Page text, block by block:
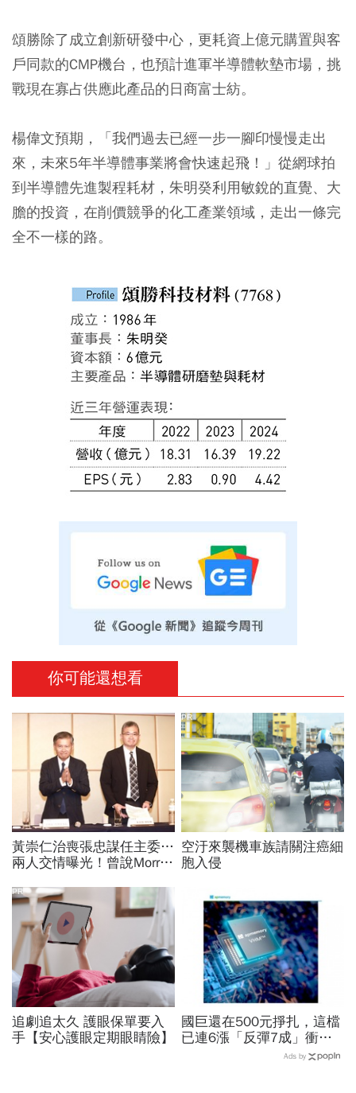
頌勝除了成立創新研發中心，更耗資上億元購置與客
戶同款的CMP機台，也預計進軍半導體軟墊市場，挑
戰現在寡占供應此產品的日商富士紡。
楊偉文預期，「我們過去已經一步一腳印慢慢走出
來，未來5年半導體事業將會快速起飛！」從網球拍
到半導體先進製程耗材，朱明癸利用敏銳的直覺、大
膽的投資，在削價競爭的化工產業領域，走出一條完
全不一樣的路。
你可能還想看
黃崇仁治喪張忠謀任主委…
兩人交情曝光！曾說Morris
我！遺屬發聲「明年定要配
股」
空汙來襲機車族請關注癌細
胞入侵
PR
追劇追太久 護眼保單要入
手【安心護眼定期眼睛險】
PR
國巨還在500元掙扎，這檔
已連6漲「反彈7成」衝千
金股，法人喊到1430元，
Ads by